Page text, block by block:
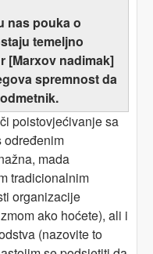
nas pouka o
temeljno
[Marxov nadimak]
spremnost da
poistovjećivanjesa
određenim
mada
tradicionalnim
organizacije
ako hoćete), ali i
(nazovite to